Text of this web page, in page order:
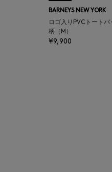
BARNEYS NEW YORK
ロゴ入りPVCトートバ
柄（M）
¥9,900